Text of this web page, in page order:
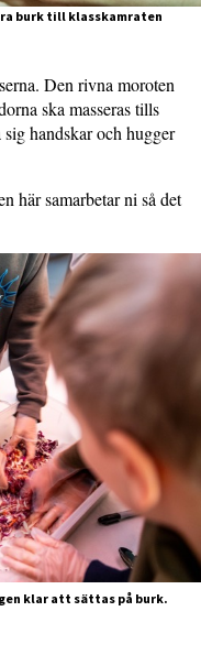
burk till klasskamraten
Den rivna moroten
ska masseras tills
handskar och hugger
här samarbetar ni så det
klar att sättas på burk.